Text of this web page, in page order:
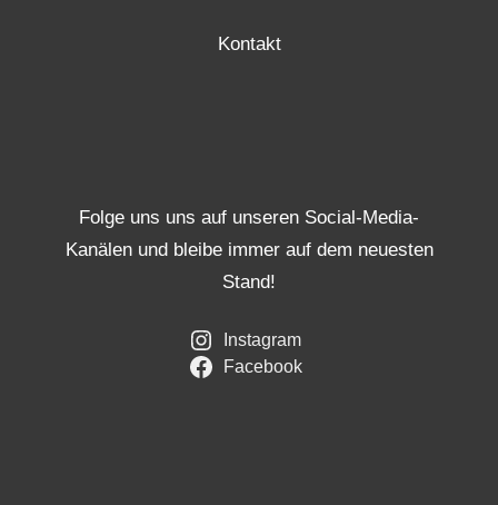
Kontakt
Folge uns uns auf unseren Social-Media-
Kanälen und bleibe immer auf dem neuesten
Stand!
Instagram
Facebook